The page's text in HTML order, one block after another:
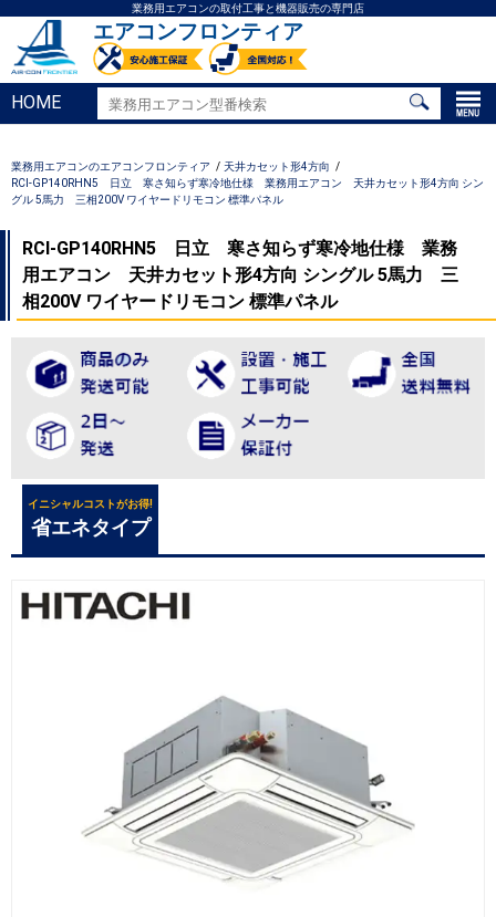
業務用エアコンの取付工事と機器販売の専門店
エアコンフロンティア
HOME
業務用エアコンのエアコンフロンティア
天井カセット形4方向
RCI-GP140RHN5 日立 寒さ知らず寒冷地仕様 業務用エアコン 天井カセット形4方向 シン
グル 5馬力 三相200V ワイヤードリモコン 標準パネル
RCI-GP140RHN5 日立 寒さ知らず寒冷地仕様 業務
用エアコン 天井カセット形4方向 シングル 5馬力 三
相200V ワイヤードリモコン 標準パネル
イニシャルコストがお得!
省エネタイプ